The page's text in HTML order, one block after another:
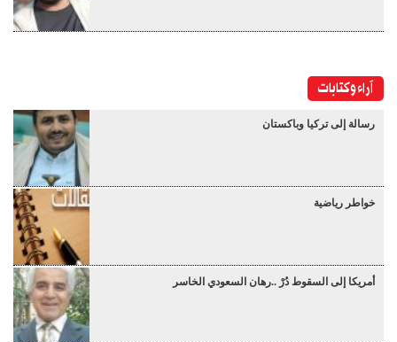
آراء وكتابات
رسالة إلى تركيا وباكستان
خواطر رياضية
أمريكا إلى السقوط دُرْ ..رهان السعودي الخاسر